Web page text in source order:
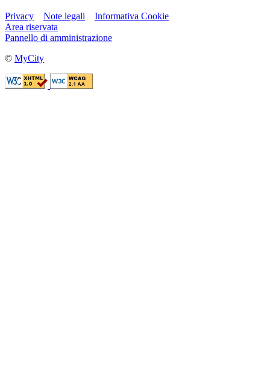
Privacy Note legali
Informativa Cookie
Area riservata
Pannello di amministrazione
© MyCity